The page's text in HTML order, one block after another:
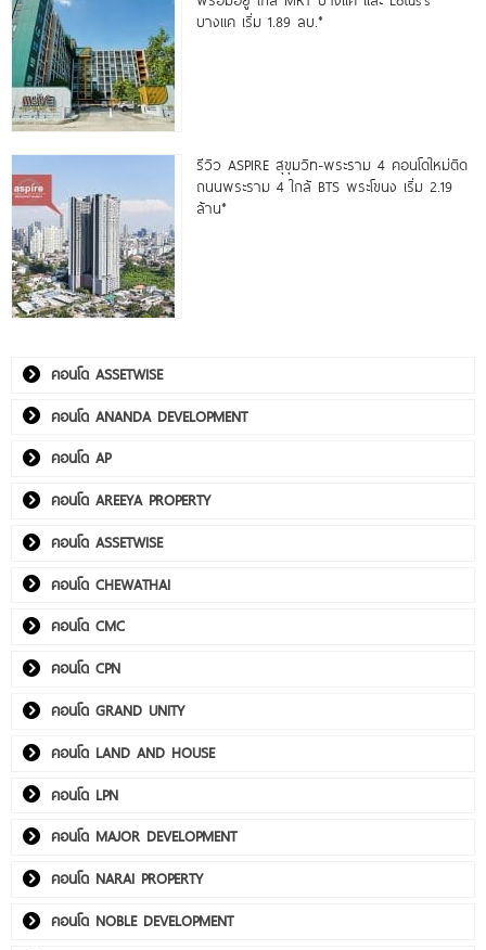
บางแค เริ่ม 1.89 ลบ.*
รีวิว ASPIRE สุขุมวิท-พระราม 4 คอนโดใหม่ติด
ถนนพระราม 4 ใกล้ BTS พระโขนง เริ่ม 2.19
ล้าน*
คอนโด ASSETWISE
คอนโด ANANDA DEVELOPMENT
คอนโด AP
คอนโด AREEYA PROPERTY
คอนโด ASSETWISE
คอนโด CHEWATHAI
คอนโด CMC
คอนโด CPN
คอนโด GRAND UNITY
คอนโด LAND AND HOUSE
คอนโด LPN
คอนโด MAJOR DEVELOPMENT
คอนโด NARAI PROPERTY
คอนโด NOBLE DEVELOPMENT